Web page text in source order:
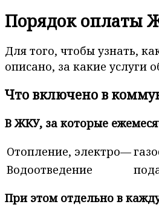
Порядок оплаты
Для того, чтобы узнать,
описано, за какие услуги
Что включено в
В ЖКУ, за которые
Отопление, электро—
Водоотведение
При этом отдельно в